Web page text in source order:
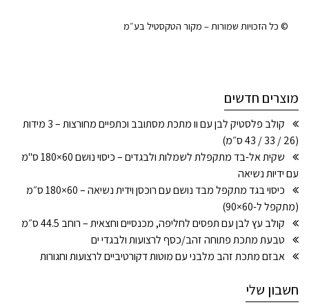
© כל הזכויות שמורות – מקור הטקסטיל בע״מ
מוצרים חדשים
קולב פלסטיק לבן עם וו מתכת מסתובב וכתפיים מחורצות – 3 מידות
(26 / 33 / 43 ס״מ)
שקית אל-בד מתקפלת לשמלות ולבגדים – כיסוי נושם 60×180 ס"מ
עם ידיות נשיאה
כיסוי בגד מתקפל מבד נושם עם רוכסן וידית נשיאה – 60×180 ס״מ
(מתקפל ל-60×90)
קולב עץ לבן עם תפסים לחליפה, מכנסיים וחצאית – רוחב 44.5 ס״מ
טבעת מתכת פתוחה זהב/כסף לרצועות ולבגדי ים
אבזם מתכת זהב מלבני עם מוטות דקורטיביים לרצועות וחגורות
חשבון שלי